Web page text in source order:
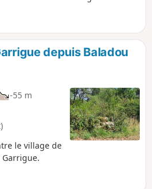
depuis Baladou
-55 m
le village de
Garrigue.